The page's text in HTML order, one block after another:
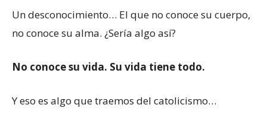
Un desconocimiento… El que no conoce su cuerpo,
no conoce su alma. ¿Sería algo así?
No conoce su vida. Su vida tiene todo.
Y eso es algo que traemos del catolicismo…